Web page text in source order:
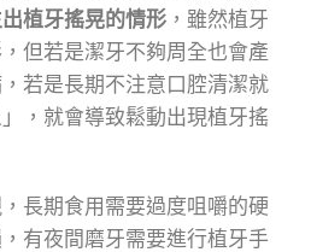
植牙搖晃的情形 ，雖然植牙
但若是潔牙不夠周全也會產
若是長期不注意口腔清潔就
，就會導致鬆動出現植牙搖
長期食用需要過度咀嚼的硬
有夜間磨牙需要進行植牙手